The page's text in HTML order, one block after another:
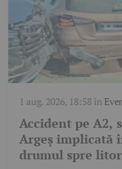
1 aug. 2026, 18:58în
Accident pe A2,
Argeș implicată
drumul spre